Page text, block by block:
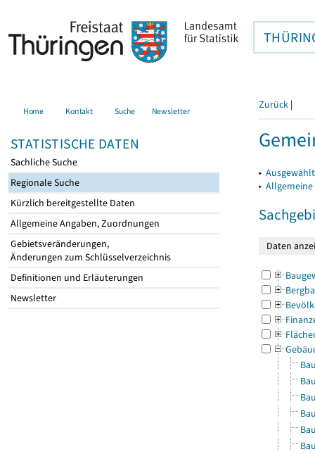
Home Kontakt Suche Newsletter
STATISTISCHE DATEN
Sachliche Suche
Regionale Suche
Kürzlich bereitgestellte Daten
Allgemeine Angaben, Zuordnungen
Gebietsveränderungen,
Änderungen zum Schlüsselverzeichnis
Definitionen und Erläuterungen
Newsletter
Zurück |
▸
▸